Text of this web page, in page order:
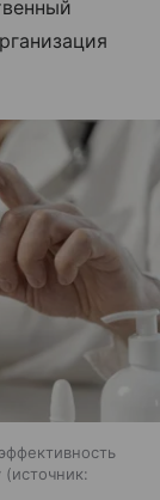
источник: